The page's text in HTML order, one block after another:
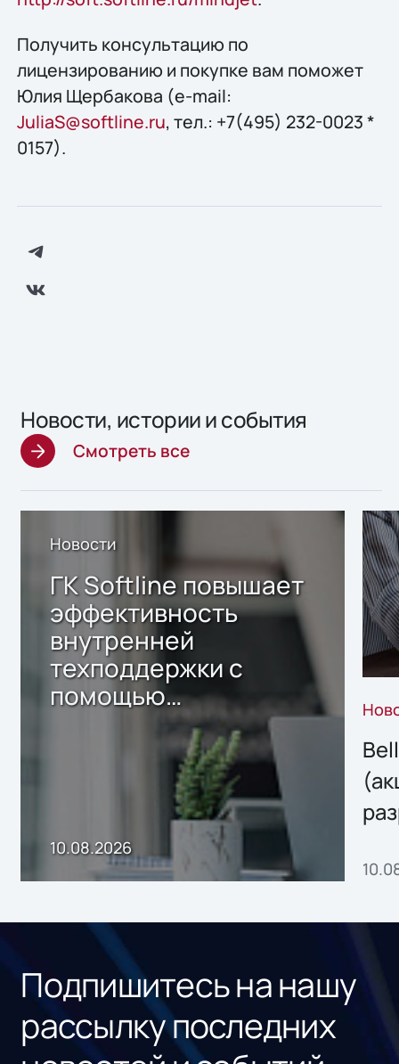
Получить конcультацию по
лицензированию и покупке вам поможет
Юлия Щербакова (e-mail:
JuliaS@softline.ru, тел.: +7(495) 232-0023 *
0157).
Новости, истории и события
Смотреть все
Новости
ГК Softline повышает
эффективность
внутренней
техподдержки с
помощью
собственного ИИ-
10.08.2026
Подпишитесь на нашу
рассылку последних